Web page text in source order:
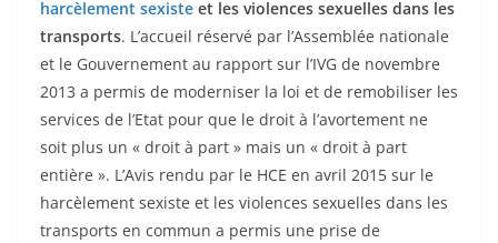
harcèlement sexiste et les violences sexuelles dans les
transports. L’accueil réservé par l’Assemblée nationale
et le Gouvernement au rapport sur l’IVG de novembre
2013 a permis de moderniser la loi et de remobiliser les
services de l’Etat pour que le droit à l’avortement ne
soit plus un « droit à part » mais un « droit à part
entière ». L’Avis rendu par le HCE en avril 2015 sur le
harcèlement sexiste et les violences sexuelles dans les
transports en commun a permis une prise de